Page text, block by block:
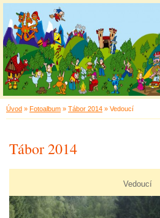
Úvod » Fotoalbum » Tábor 2014 » Vedoucí
Tábor 2014
Vedoucí